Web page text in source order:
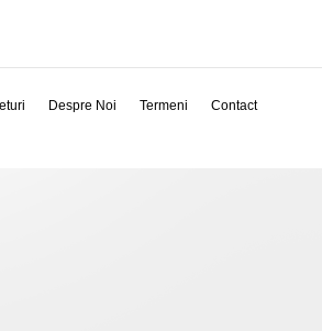
Despre Noi Termeni Contact